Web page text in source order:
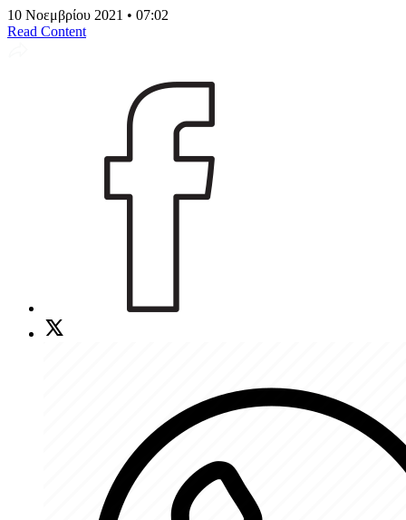
10 Νοεμβρίου 2021 • 07:02
Read Content